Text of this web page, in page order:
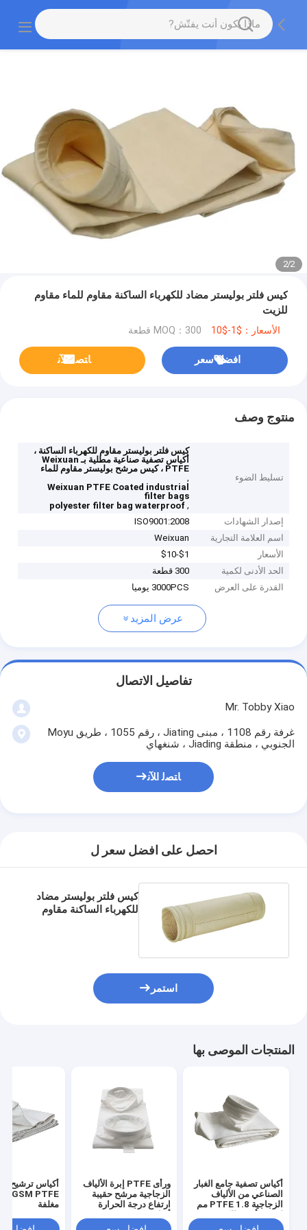
2
/
2
كيس فلتر بوليستر مضاد للكهرباء الساكنة مقاوم للماء مقاوم
للزيت
الأسعار：$1-$10 MOQ：300 قطعة
افضل سعر ﺎﺘﺼﻟ ﺍﻶﻧ
منتوج وصف
تسليط الضوء
كيس فلتر بوليستر مقاوم للكهرباء الساكنة ،
أكياس تصفية صناعية مطلية بـ Weixuan
PTFE ، كيس مرشح بوليستر مقاوم للماء
,
Weixuan PTFE Coated industrial
filter bags
,
polyester filter bag waterproof
إصدار الشهادات
ISO9001:2008
اسم العلامة التجارية
Weixuan
الأسعار
$1-$10
الحد الأدنى لكمية
300 قطعة
القدرة على العرض
3000PCS يوميا
عرض المزيد
تفاصيل الاتصال
Mr. Tobby Xiao
غرفة رقم 1108 ، مبنى Jiating ، رقم 1055 ، طريق Moyu
الجنوبي ، منطقة Jiading ، شنغهاي
ﺎﺘﺼﻟ ﺍﻶﻧ
احصل على افضل سعر ل
كيس فلتر بوليستر مضاد
للكهرباء الساكنة مقاوم
استمر
المنتجات الموصى بها
أكياس تصفية جامع الغبار
الصناعي من الألياف
الزجاجية PTFE 1.8 مم
ورأى PTFE إبرة الألياف
الزجاجية مرشح حقيبة
ارتفاع درجة الحرارة
أكياس ترشيح
مغلفة